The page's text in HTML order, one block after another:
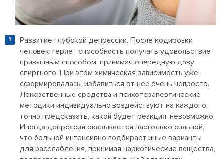
Развитие глубокой депрессии. После кодировки
человек теряет способность получать удовольствие
привычным способом, принимая очередную дозу
спиртного. При этом химическая зависимость уже
сформировалась, избавиться от нее очень непросто.
Лекарственные средства и психотерапевтические
методики индивидуально воздействуют на каждого,
точно предсказать, какой будет реакция, невозможно.
Иногда депрессия оказывается настолько сильной,
что больной интенсивно подбирает иные варианты
для расслабления, принимая наркотические вещества,